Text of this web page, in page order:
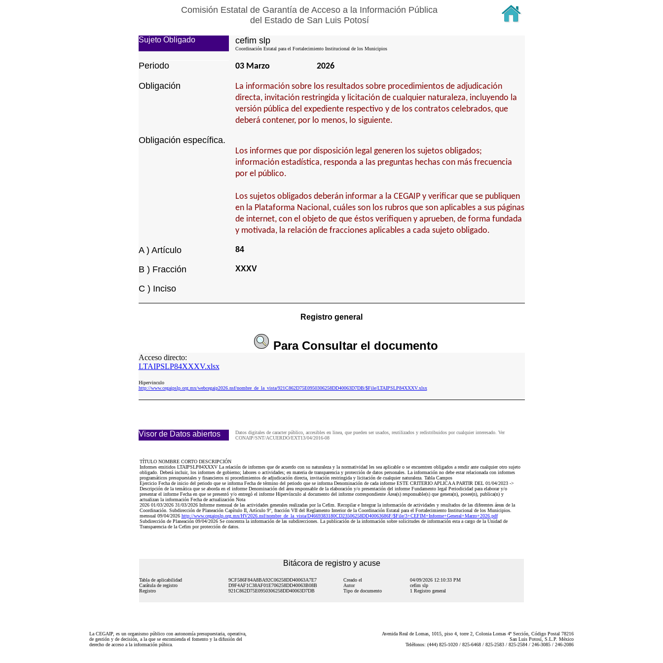
Comisión Estatal de Garantía de Acceso a la Información Pública
del Estado de San Luis Potosí
Sujeto Obligado cefim slp
Coordinación Estatal para el Fortalecimiento Institucional de los Municipios
Periodo 03 Marzo 2026
Obligación
La información sobre los resultados sobre procedimientos de adjudicación
directa, invitación restringida y licitación de cualquier naturaleza, incluyendo la
versión pública del expediente respectivo y de los contratos celebrados, que
deberá contener, por lo menos, lo siguiente.
Obligación específica.
Los informes que por disposición legal generen los sujetos obligados;
información estadística, responda a las preguntas hechas con más frecuencia
por el público.
Los sujetos obligados deberán informar a la CEGAIP y verificar que se publiquen
en la Plataforma Nacional, cuáles son los rubros que son aplicables a sus páginas
de internet, con el objeto de que éstos verifiquen y aprueben, de forma fundada
y motivada, la relación de fracciones aplicables a cada sujeto obligado.
A ) Artículo 84
B ) Fracción XXXV
C ) Inciso
Registro general
Para Consultarel documento
Acceso directo:
LTAIPSLP84XXXV.xlsx
Hipervinculo
http://www.cegaipslp.org.mx/webcegaip2026.nsf/nombre_de_la_vista/921C862D75E0950306258DD40063D7DB/$File/LTAIPSLP84XXXV.xlsx
Visor de Datos abiertos
Datos digitales de caracter público, accesibles en linea, que pueden ser usados, reutilizados y redistribuidos por cualquier interesado. Ver
CONAIP/SNT/ACUERDO/EXT13/04/2016-08
TÍTULO NOMBRE CORTO DESCRIPCIÓN
Informes emitidos LTAIPSLP84XXXV La relación de informes que de acuerdo con su naturaleza y la normatividad les sea aplicable o se encuentren obligados a rendir ante cualquier otro sujeto
obligado. Deberá incluir, los informes de gobierno; labores o actividades; en materia de transparencia y protección de datos personales. La información no debe estar relacionada con informes
programáticos presupuestales y financieros ni procedimientos de adjudicación directa, invitación restringida y licitación de cualquier naturaleza. Tabla Campos
Ejercicio Fecha de inicio del periodo que se informa Fecha de término del periodo que se informa Denominación de cada informe ESTE CRITERIO APLICA A PARTIR DEL 01/04/2023 ->
Descripción de la temática que se aborda en el informe Denominación del área responsable de la elaboración y/o presentación del informe Fundamento legal Periodicidad para elaborar y/o
presentar el informe Fecha en que se presentó y/o entregó el informe Hipervínculo al documento del informe correspondiente Área(s) responsable(s) que genera(n), posee(n), publica(n) y
actualizan la información Fecha de actualización Nota
2026 01/03/2026 31/03/2026 Informe mensual de las actividades generales realizadas por la Cefim. Recopilar e Integrar la información de actividades y resultados de las diferentes áreas de la
Coordinación. Subdirección de Planeación Capítulo II, Artículo 9°, fracción VII del Reglamento Interior de la Coordinación Estatal para el FortaIecimiento Institucional de los Municipios.
mensual 09/04/2026 http://www.cegaipslp.org.mx/HV2026.nsf/nombre_de_la_vista/D4669383180CD23506258DD40063686F/$File/3+CEFIM+Informe+General+Marzo+2026.pdf
Subdirección de Planeación 09/04/2026 Se concentra la información de las subdirecciones. La publicación de la información sobre solicitudes de información esta a cargo de la Unidad de
Transparencia de la Cefim por protección de datos.
Bitácora de registro y acuse
Tabla de aplicabilidad 9CF586F84A8BA92C06258DD40063A7E7 Creado el
04/09/2026 12:10:33 PM
Carátula de registro
D9F4AF1C38AF01E706258DD40063B08B Autor
cefim slp
Registro
921C862D75E0950306258DD40063D7DB Tipo de documento 1 Registro general
La CEGAIP, es un organismo público con autonomía presupuestaria, operativa,
de gestión y de decisión, a la que se encomienda el fomento y la difusión del
derecho de acceso a la información púbica.
Avenida Real de Lomas, 1015, piso 4, torre 2, Colonia Lomas 4ª Sección, Código Postal 78216
San Luis Potosí, S.L.P. México
Teléfonos: (444) 825-1020 / 825-6468 / 825-2583 / 825-2584 / 246-3085 / 246-2086